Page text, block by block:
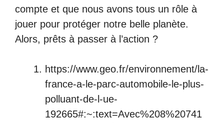
compte et que nous avons tous un rôle à
jouer pour protéger notre belle planète.
Alors, prêts à passer à l’action ?
https://www.geo.fr/environnement/la-
france-a-le-parc-automobile-le-plus-
polluant-de-l-ue-
192665#:~:text=Avec%208%20741